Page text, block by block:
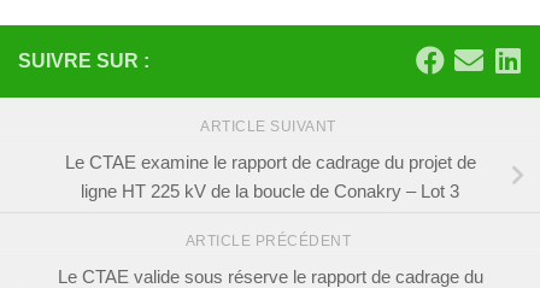
SUIVRE SUR :
ARTICLE SUIVANT
Le CTAE examine le rapport de cadrage du projet de
ligne HT 225 kV de la boucle de Conakry – Lot 3
ARTICLE PRÉCÉDENT
Le CTAE valide sous réserve le rapport de cadrage du